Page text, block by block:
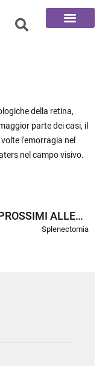
della retina,
parte dei casi, il
l'emorragia nel
nel campo visivo.
PROSSIMI ALLEGATI
Splenectomia